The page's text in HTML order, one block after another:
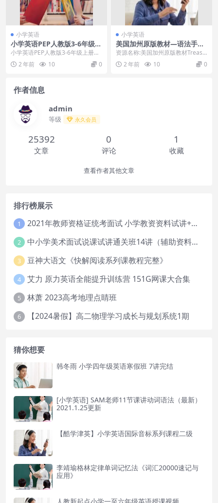
小学英语
小学英语PEP人教版3-6年级上
册期中检测卷PDF
小学英语PEP人教版3-6年级上册期
中检测卷PDF目录：3.pdf4.pdf5....
2 年前 10 0
小学英语
美国加州原版教材—语法手册
Treasures Grammar & writi
资源名称:美国加州原版教材Treasu
res Grammar & wri...
2 年前 10 0
作者信息
admin
等级 永久会员
25392
文章
0
评论
1
收藏
查看作者其他文章
排行榜展示
1 2021年教师资格证统考面试 小学教资资料试讲+答辩
2 中小学美术面试说课试讲通关班14讲（辅助资料第一套）
3 豆神大语文《快解阅读系列课教程完整》
4 艾力 原力英语全能提升训练营 151G网课大合集
5 林萧 2023高考地理点睛班
6 【2024暑假】高二物理学习成长与规划系统1期
猜你想要
韩冬雨 小学四年级英语寒假班 7讲完结
[小学英语] SAM老师11节课讲动词语法（最新）
2021.1.25更新
【酷学津英】小学英语国际音标系列课程二级
李靖瑜格林定律单词记忆法《词汇20000速记与
应用》